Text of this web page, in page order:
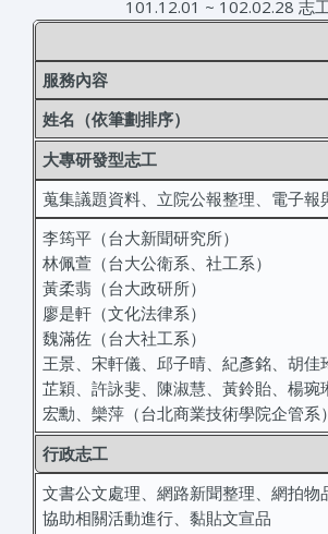
101.12.01 ~ 102.02.28 志
服務內容
姓名（依筆劃排序）
大專研發型志工
蒐集議題資料、立院公報整理、電子報
李筠平（台大新聞研究所）
林佩萱（台大公衛系、社工系）
黃柔翡（台大政研所）
廖是軒（文化法律系）
魏滿佐（台大社工系）
王景、宋軒儀、邱子晴、紀彥銘、胡佳
芷穎、許詠斐、陳淑慧、黃鈴貽、楊琬
宏勳、欒萍（台北商業技術學院企管系）
行政志工
文書公文處理、網路新聞整理、網拍物
協助相關活動進行、黏貼文宣品